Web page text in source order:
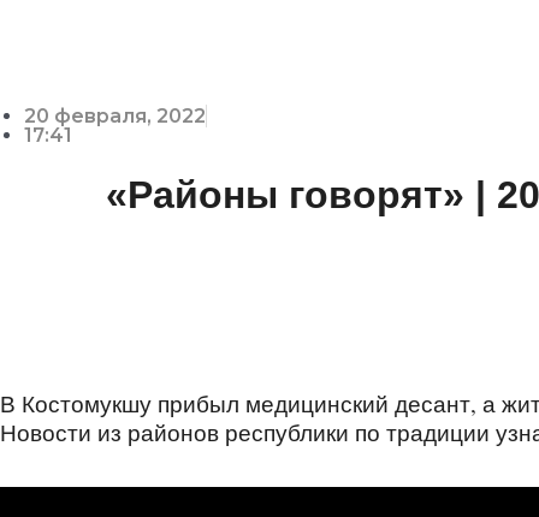
20 февраля, 2022
17:41
«Районы говорят» |
В Костомукшу прибыл медицинский десант, а
Новости из районов республики по традиции